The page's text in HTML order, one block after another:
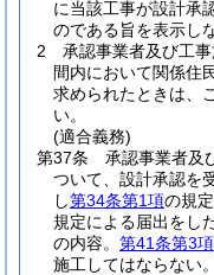
に当該工事が設計承
のである旨を表示し
2
承認事業者及び工事
間内において関係住
求められたときは、
い。
(適合義務)
第37条
承認事業者及
ついて、設計承認を
し第34条第1項の規
規定による届出をし
の内容。 第41条第3項
施工してはならない。